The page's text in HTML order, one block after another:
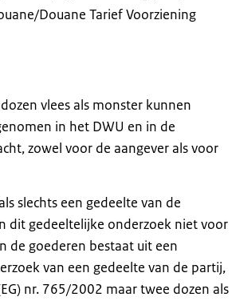
Douane Tarief Voorziening
vlees als monster kunnen
in het DWU en in de
zowel voor de aangever als voor
slechts een gedeelte van de
dit gedeeltelijke onderzoek niet voor
de goederen bestaat uit een
van een gedeelte van de partij,
nr. 765/2002 maar twee dozen als